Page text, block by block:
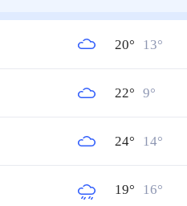
20° 13°
22° 9°
24° 14°
19° 16°